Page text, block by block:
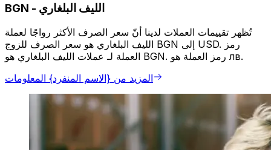
BGN - الليف البلغاري
تُظهر تقييمات العملات لدينا أنّ سعر الصرف الأكثر رواجًا لعملة
الليف البلغاري هو سعر الصرف للزوج BGN إلى USD. رمز
العملة لـ عملات الليف البلغاري هو BGN. رمز العملة هو лв.
المزيد من {الاسم المنفرد} المعلومات